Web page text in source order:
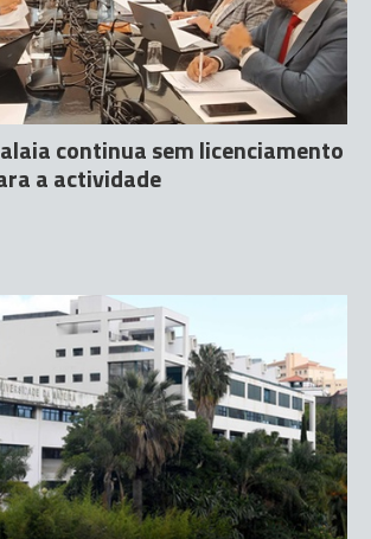
continua sem licenciamento
a actividade